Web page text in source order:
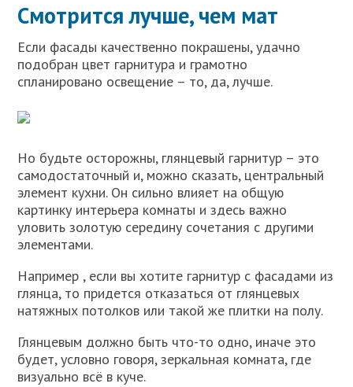
Смотрится лучше, чем мат
Если фасады качественно покрашены, удачно
подобран цвет гарнитура и грамотно
спланировано освещение – то, да, лучше.
Но будьте осторожны, глянцевый гарнитур – это
самодостаточный и, можно сказать, центральный
элемент кухни. Он сильно влияет на общую
картинку интерьера комнаты и здесь важно
уловить золотую середину сочетания с другими
элементами.
Например , если вы хотите гарнитур с фасадами из
глянца, то придется отказаться от глянцевых
натяжных потолков или такой же плитки на полу.
Глянцевым должно быть что-то одно, иначе это
будет, условно говоря, зеркальная комната, где
визуально всё в куче.